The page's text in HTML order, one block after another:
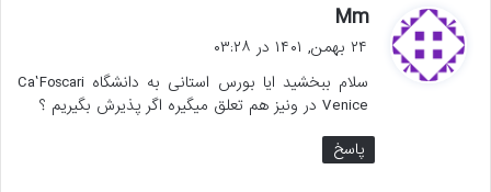
Mm
ت
۲۴ بهمن, ۱۴۰۱ در ۰۳:۲۸
سلام ببخشید ایا بورس استانی به دانشگاه Ca’Foscari
Venice در ونیز هم تعلق میگیره اگر پذیرش بگیریم ؟
پاسخ